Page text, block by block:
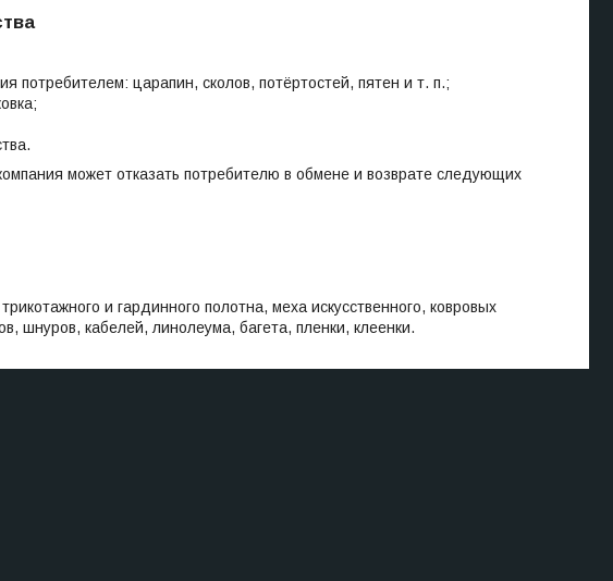
потребителем: царапин, сколов, потёртостей, пятен и т. п.;
может отказать потребителю в обмене и возврате следующих
и гардинного полотна, меха искусственного, ковровых
шнуров, кабелей, линолеума, багета, пленки, клеенки.